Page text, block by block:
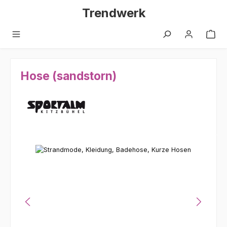
Zum Hauptinhalt springenTrendwerk
Hose (sandstorn)
Bildergalerie überspringen